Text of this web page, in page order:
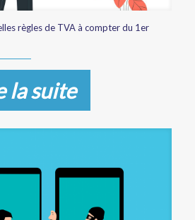
règles de TVA à compter du 1er
la suite